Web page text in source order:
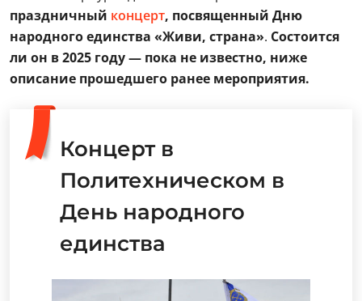
праздничный концерт, посвященный Дню
народного единства «Живи, страна». Состоится
ли он в 2025 году — пока не известно, ниже
описание прошедшего ранее мероприятия.
Концерт в
Политехническом в
День народного
единства